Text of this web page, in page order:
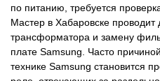
по питанию, требуется
Мастер в Хабаровске проводит
трансформатора и замену
плате Samsung. Часто
технике Samsung становится